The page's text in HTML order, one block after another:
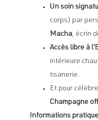
Un soin
corps) par
Macha, écrin
Accès libre à
intérieure
tisanerie.
Et pour
Champagne
Informations